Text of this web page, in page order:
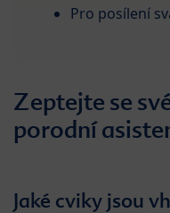
Pro posílení
Zeptejte se
porodní
Jaké cviky jsou